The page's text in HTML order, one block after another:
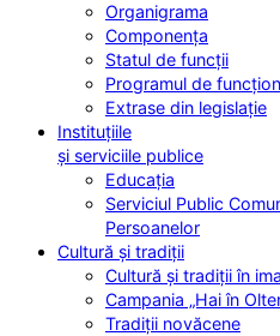
Organigrama
Componența
Statul de funcții
Programul de
Extrase din legislație
Instituțiile
și serviciile publice
Educația
Serviciul Public
Persoanelor
Cultură și tradiții
Cultură și tradiții în
Campania „Hai în
Tradiții novăcene